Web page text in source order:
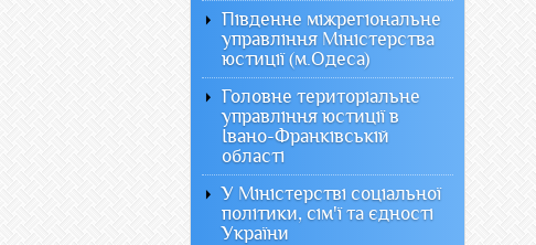
Південне міжрегіональне
управління Міністерства
юстиції (м.Одеса)
Головне територіальне
управління юстиції в
Івано-Франківській
області
У Міністерстві соціальної
політики, сім'ї та єдності
України